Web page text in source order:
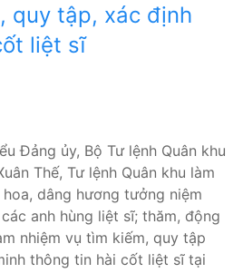
quy tập, xác định
liệt sĩ
Đảng ủy, Bộ Tư lệnh Quân khu
Thế, Tư lệnh Quân khu làm
dâng hương tưởng niệm
anh hùng liệt sĩ; thăm, động
nhiệm vụ tìm kiếm, quy tập
thông tin hài cốt liệt sĩ tại